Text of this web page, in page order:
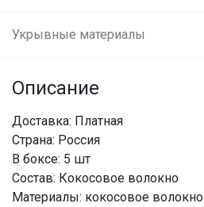
Укрывные материалы
Описание
Доставка: Платная
Страна: Россия
В боксе: 5 шт
Состав: Кокосовое волокно
Материалы: кокосовое волокно